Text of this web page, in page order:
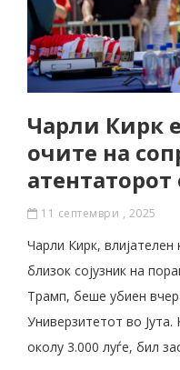
Чарли Кирк
очите на
атентаторот
11 септември , 2025
Чарли Кирк, влијателен
близок сојузник на
Трамп, беше убиен
Универзитетот во Јута.
околу 3.000 луѓе, бил